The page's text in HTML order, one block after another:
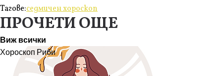
Тагове:седмичен хороскоп
ПРОЧЕТИ ОЩЕ
Виж всички
Хороскоп Риби